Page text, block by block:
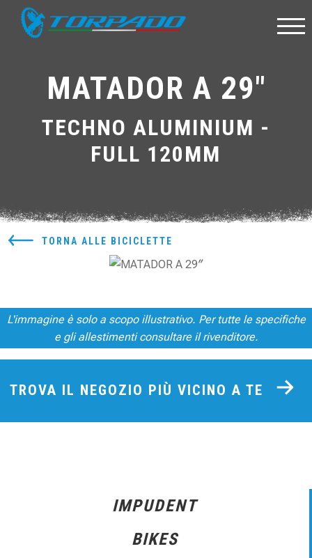
MATADOR A 29″
TECHNO ALUMINIUM -
FULL 120MM
TORNA ALLE BICICLETTE
L'immagine è solo a scopo illustrativo. Per tutte le specifiche
e gli allestimenti consultare il rivenditore.
TROVA IL NEGOZIO PIÙ VICINO A TE
IMPUDENT
BIKES